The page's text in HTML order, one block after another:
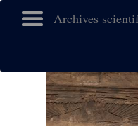
Archives